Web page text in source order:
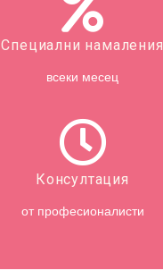
Специални намаления
всеки месец
Консултация
от професионалисти